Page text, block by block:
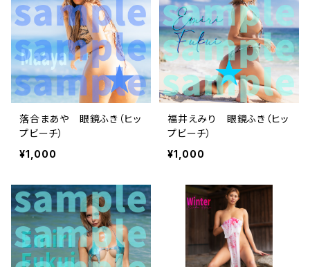
落合まあや 眼鏡ふき（ヒッ
プビーチ）
¥1,000
福井えみり 眼鏡ふき（ヒッ
プビーチ）
¥1,000